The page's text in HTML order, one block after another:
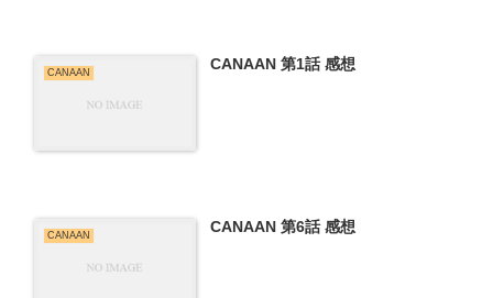
CANAAN CANAAN 第1話 感想
CANAAN CANAAN 第6話 感想